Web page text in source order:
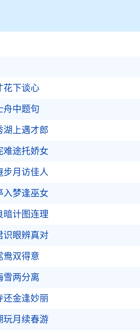
下谈心
中题句
上遇才郎
途托娇女
月访佳人
梦逢巫女
计图连理
眼辨真对
双得意
两分离
金逢妙丽
月续春游